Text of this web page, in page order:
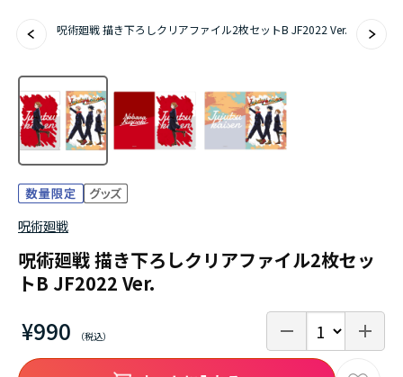
『ふつつかな悪女ではございますが ～雛宮蝶鼠と
呪術廻戦 描き下ろしクリアファイル2枚セットB JF2022 Ver.
呪術廻戦
呪術廻戦 描き下ろしクリアファイル2枚セッ
トB JF2022 Ver.
¥990